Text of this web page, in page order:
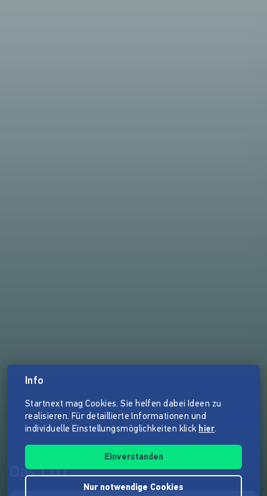
Das LOT
Info
Startnext mag Cookies. Sie helfen dabei Ideen zu
realisieren. Für detaillierte Informationen und
individuelle Einstellungsmöglichkeiten klick hier.
Einverstanden
Nur notwendige Cookies